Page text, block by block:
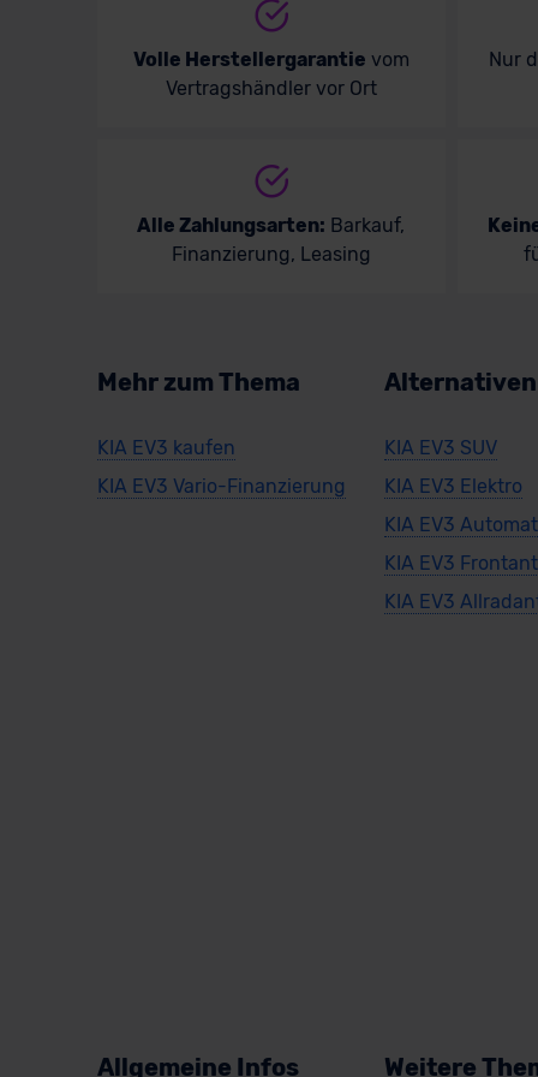
Volle Herstellergarantie vom
Vertragshändler vor Ort
Nur
Alle Zahlungsarten: Barkauf,
Finanzierung, Leasing
Mehr zum Thema
KIA EV3 kaufen
KIA EV3 Vario-Finanzierung
Alternativen
KIA EV3 SUV
KIA EV3 Elektro
KIA EV3
KIA EV3
KIA EV3
Allgemeine Infos Weitere